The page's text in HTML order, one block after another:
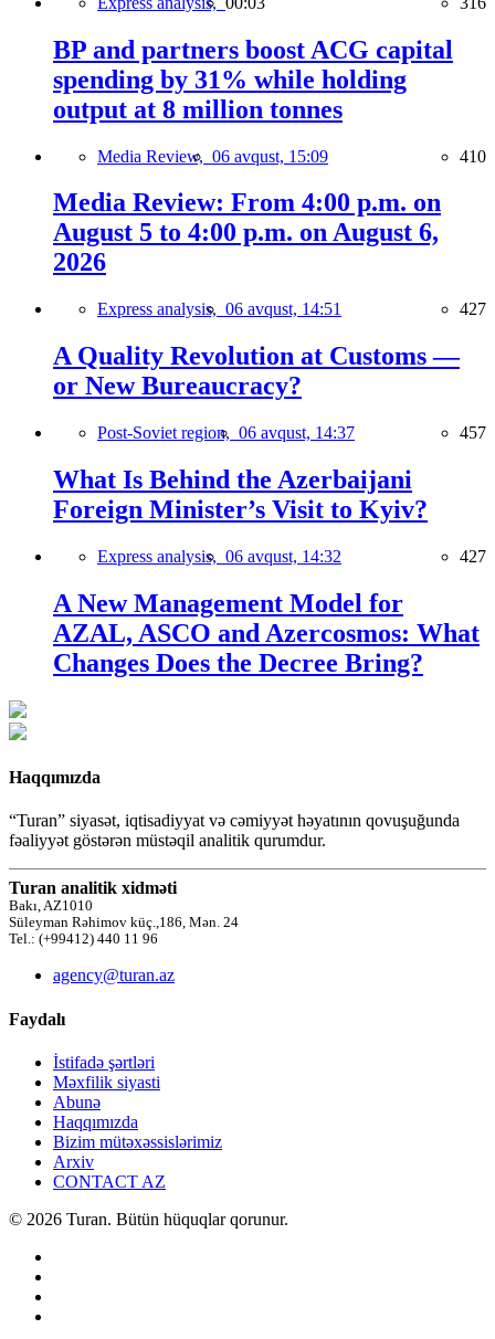
BP and partners boost ACG capital
spending by 31% while holding
output at 8 million tonnes
Media Review, 06 avqust, 15:09 410
Media Review: From 4:00 p.m. on
August 5 to 4:00 p.m. on August 6,
2026
Express analysis, 06 avqust, 14:51 427
A Quality Revolution at Customs —
or New Bureaucracy?
Post-Soviet region, 06 avqust, 14:37 457
What Is Behind the Azerbaijani
Foreign Minister’s Visit to Kyiv?
Express analysis, 06 avqust, 14:32 427
A New Management Model for
AZAL, ASCO and Azercosmos: What
Changes Does the Decree Bring?
Haqqımızda
“Turan” siyasət, iqtisadiyyat və cəmiyyət həyatının qovuşuğunda
fəaliyyət göstərən müstəqil analitik qurumdur.
Turan analitik xidməti
Bakı, AZ1010
Süleyman Rəhimov küç.,186, Mən. 24
Tel.: (+99412) 440 11 96
agency@turan.az
Faydalı
İstifadə şərtləri
Məxfilik siyasti
Abunə
Haqqımızda
Bizim mütəxəssislərimiz
Arxiv
CONTACT AZ
© 2026 Turan. Bütün hüquqlar qorunur.